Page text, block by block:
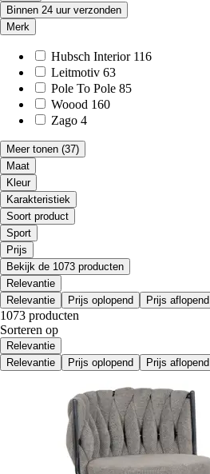
Binnen 24 uur verzonden
Merk
Hubsch Interior 116
Leitmotiv 63
Pole To Pole 85
Woood 160
Zago 4
Meer tonen (37)
Maat
Kleur
Karakteristiek
Soort product
Sport
Prijs
Bekijk de 1073 producten
Relevantie
Relevantie
Prijs oplopend Prijs aflopend
1073 producten
Sorteren op
Relevantie
Relevantie
Prijs oplopend Prijs aflopend